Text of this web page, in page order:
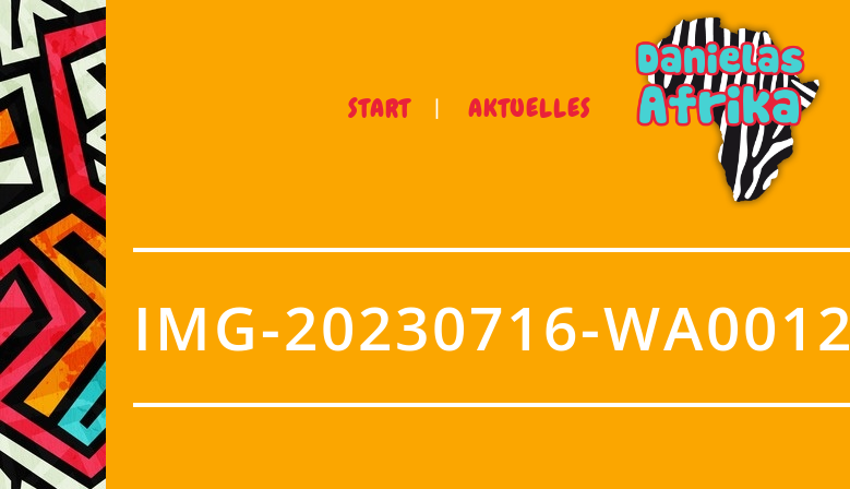
START AKTUELLES
IMG-20230716-WA0012